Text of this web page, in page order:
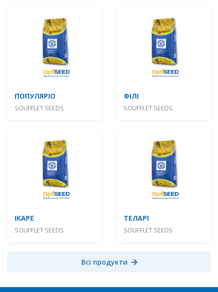
ПОПУЛЯРІО
SOUFFLET SEEDS
ФІЛІ
SOUFFLET SEEDS
ІКАРЕ
SOUFFLET SEEDS
ТЕЛАРІ
SOUFFLET SEEDS
Всі продукти